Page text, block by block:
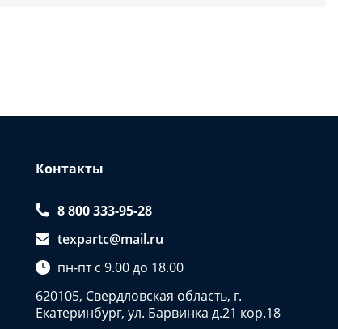
Контакты
8 800 333-95-28
texpartc@mail.ru
пн-пт с 9.00 до 18.00
620105, Свердловская область, г.
Екатеринбург, ул. Барвинка д.21 кор.18